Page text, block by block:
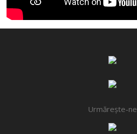
Urmărește-ne